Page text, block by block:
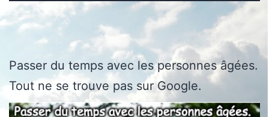
Passer du temps avec les personnes âgées.
Tout ne se trouve pas sur Google.